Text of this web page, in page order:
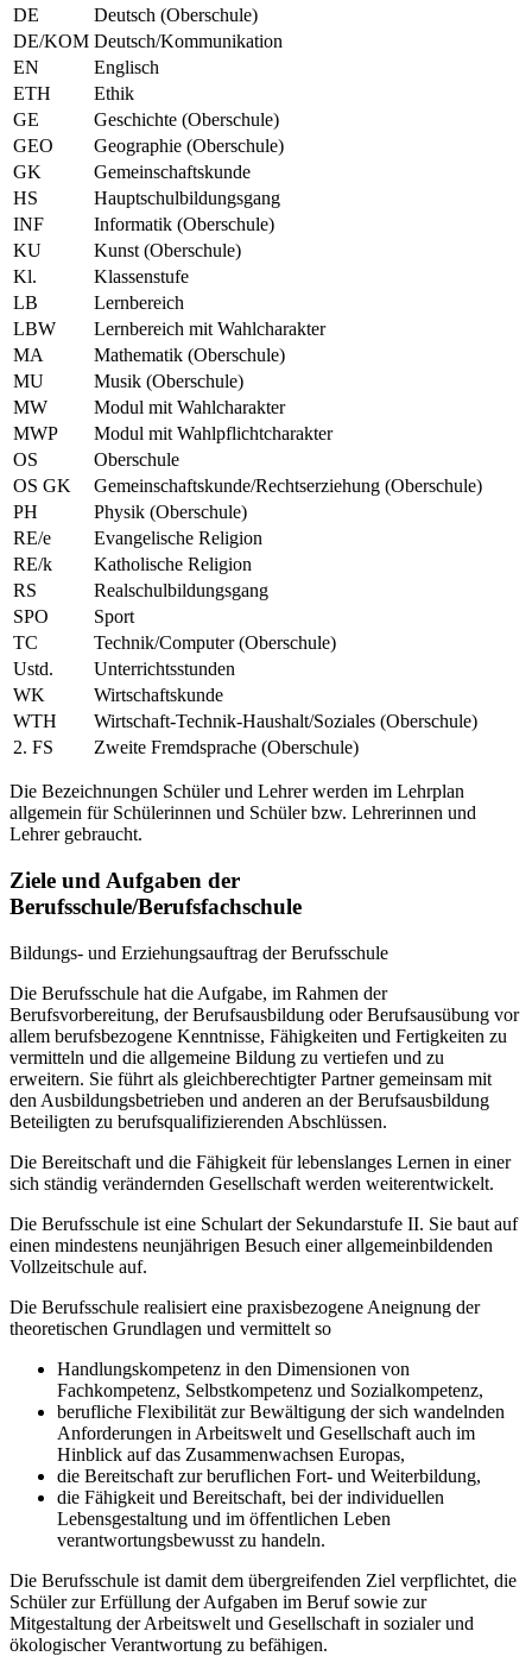
DE
Deutsch (Oberschule)
DE/KOM Deutsch/Kommunikation
EN
Englisch
ETH
Ethik
GE
Geschichte (Oberschule)
GEO
Geographie (Oberschule)
GK
Gemeinschaftskunde
HS
Hauptschulbildungsgang
INF
Informatik (Oberschule)
KU
Kunst (Oberschule)
Kl.
Klassenstufe
LB
Lernbereich
LBW
Lernbereich mit Wahlcharakter
MA
Mathematik (Oberschule)
MU
Musik (Oberschule)
MW
Modul mit Wahlcharakter
MWP
Modul mit Wahlpflichtcharakter
OS
Oberschule
OS GK
Gemeinschaftskunde/Rechtserziehung (Oberschule)
PH
Physik (Oberschule)
RE/e
Evangelische Religion
RE/k
Katholische Religion
RS
Realschulbildungsgang
SPO
Sport
TC
Technik/Computer (Oberschule)
Ustd.
Unterrichtsstunden
WK
Wirtschaftskunde
WTH
Wirtschaft-Technik-Haushalt/Soziales (Oberschule)
2. FS
Zweite Fremdsprache (Oberschule)
Die Bezeichnungen Schüler und Lehrer werden im Lehrplan
allgemein für Schülerinnen und Schüler bzw. Lehrerinnen und
Lehrer gebraucht.
Ziele und Aufgaben der
Berufsschule/Berufsfachschule
Bildungs- und Erziehungsauftrag der Berufsschule
Die Berufsschule hat die Aufgabe, im Rahmen der
Berufsvorbereitung, der Berufsausbildung oder Berufsausübung vor
allem berufsbezogene Kenntnisse, Fähigkeiten und Fertigkeiten zu
vermitteln und die allgemeine Bildung zu vertiefen und zu
erweitern. Sie führt als gleichberechtigter Partner gemeinsam mit
den Ausbildungsbetrieben und anderen an der Berufsausbildung
Beteiligten zu berufsqualifizierenden Abschlüssen.
Die Bereitschaft und die Fähigkeit für lebenslanges Lernen in einer
sich ständig verändernden Gesellschaft werden weiterentwickelt.
Die Berufsschule ist eine Schulart der Sekundarstufe II. Sie baut auf
einen mindestens neunjährigen Besuch einer allgemeinbildenden
Vollzeitschule auf.
Die Berufsschule realisiert eine praxisbezogene Aneignung der
theoretischen Grundlagen und vermittelt so
Handlungskompetenz in den Dimensionen von
Fachkompetenz, Selbstkompetenz und Sozialkompetenz,
berufliche Flexibilität zur Bewältigung der sich wandelnden
Anforderungen in Arbeitswelt und Gesellschaft auch im
Hinblick auf das Zusammenwachsen Europas,
die Bereitschaft zur beruflichen Fort- und Weiterbildung,
die Fähigkeit und Bereitschaft, bei der individuellen
Lebensgestaltung und im öffentlichen Leben
verantwortungsbewusst zu handeln.
Die Berufsschule ist damit dem übergreifenden Ziel verpflichtet, die
Schüler zur Erfüllung der Aufgaben im Beruf sowie zur
Mitgestaltung der Arbeitswelt und Gesellschaft in sozialer und
ökologischer Verantwortung zu befähigen.